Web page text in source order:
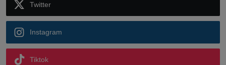
Twitter
Instagram
Tiktok